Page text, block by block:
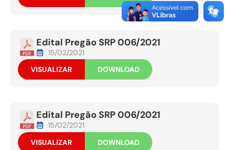
Edital Pregão SRP 006/2021
15/02/2021
VISUALIZAR
DOWNLOAD
Edital Pregão SRP 006/2021
15/02/2021
VISUALIZAR
DOWNLOAD